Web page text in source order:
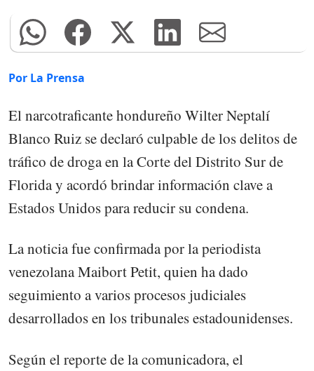
Por La Prensa
El narcotraficante hondureño Wilter Neptalí
Blanco Ruiz se declaró culpable de los delitos de
tráfico de droga en la Corte del Distrito Sur de
Florida y acordó brindar información clave a
Estados Unidos para reducir su condena.
La noticia fue confirmada por la periodista
venezolana Maibort Petit, quien ha dado
seguimiento a varios procesos judiciales
desarrollados en los tribunales estadounidenses.
Según el reporte de la comunicadora, el